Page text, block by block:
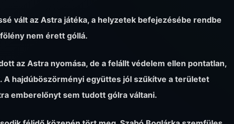
vált az Astra játéka, a helyzetek befejezésébe rendbe
nem érett góllá.
az Astra nyomása, de a felállt védelem ellen pontatlan,
A hajdúböszörményi együttes jól szűkítve a területet
emberelőnyt sem tudott gólra váltani.